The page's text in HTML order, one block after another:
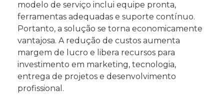
modelo de serviço inclui equipe pronta,
ferramentas adequadas e suporte contínuo.
Portanto, a solução se torna economicamente
vantajosa. A redução de custos aumenta
margem de lucro e libera recursos para
investimento em marketing, tecnologia,
entrega de projetos e desenvolvimento
profissional.